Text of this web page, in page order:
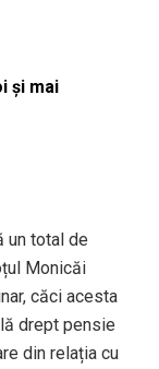
și mai
un total de
Monicăi
căci acesta
drept pensie
din relația cu